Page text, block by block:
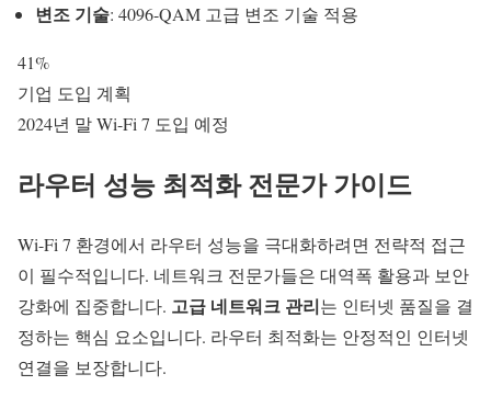
변조 기술: 4096-QAM 고급 변조 기술 적용
41%
기업 도입 계획
2024년 말Wi-Fi 7 도입 예정
라우터 성능 최적화 전문가 가이드
Wi-Fi 7 환경에서 라우터 성능을 극대화하려면 전략적 접근
이 필수적입니다. 네트워크 전문가들은 대역폭 활용과 보안
강화에 집중합니다. 고급 네트워크 관리는 인터넷 품질을 결
정하는 핵심 요소입니다. 라우터 최적화는 안정적인 인터넷
연결을 보장합니다.